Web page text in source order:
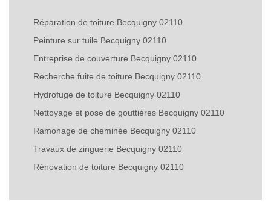
Réparation de toiture Becquigny 02110
Peinture sur tuile Becquigny 02110
Entreprise de couverture Becquigny 02110
Recherche fuite de toiture Becquigny 02110
Hydrofuge de toiture Becquigny 02110
Nettoyage et pose de gouttières Becquigny 02110
Ramonage de cheminée Becquigny 02110
Travaux de zinguerie Becquigny 02110
Rénovation de toiture Becquigny 02110